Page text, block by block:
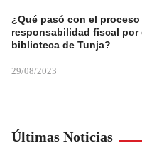
¿Qué pasó con el proceso
responsabilidad fiscal por
biblioteca de Tunja?
29/08/2023
Últimas Noticias